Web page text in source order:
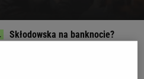
Skłodowska na banknocie?